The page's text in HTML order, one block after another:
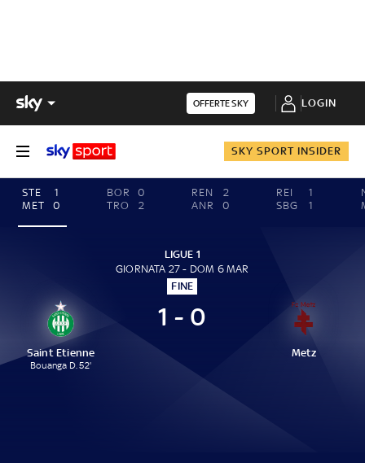
OFFERTE SKY LOGIN
SKY SPORT INSIDER
STE
1
MET
0
BOR
0
TRO
2
REN
2
ANR
0
REI
1
SBG
1
LIGUE 1
GIORNATA 27 - DOM 6 MAR
FINE
Saint Etienne
Bouanga D. 52'
1 - 0
Metz